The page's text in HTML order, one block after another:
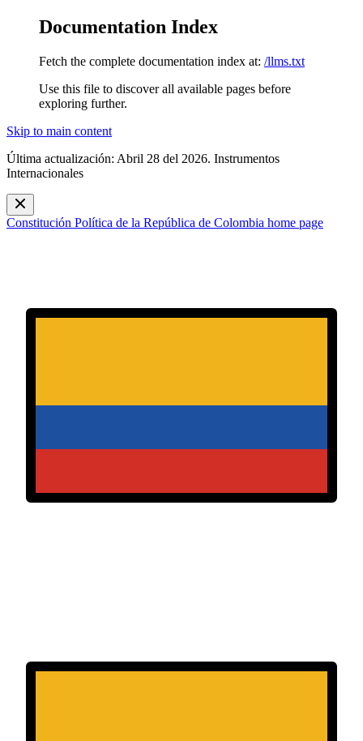
Documentation Index
Fetch the complete documentation index at: /llms.txt
Use this file to discover all available pages before
exploring further.
Skip to main content
Última actualización: Abril 28 del 2026. Instrumentos
Internacionales
Constitución Política de la República de Colombia home page